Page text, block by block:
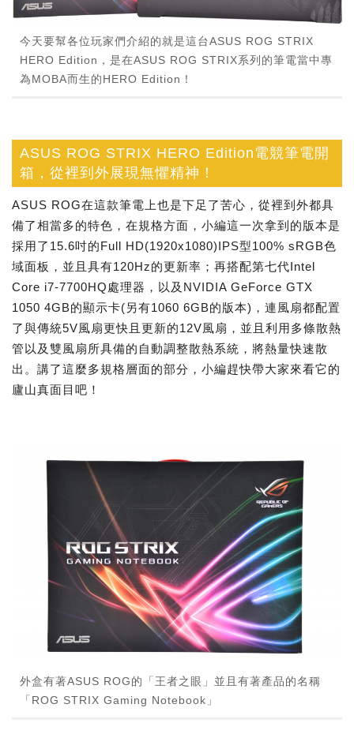
今天要幫各位玩家們介紹的就是這台ASUS ROG STRIX
HERO Edition，是在ASUS ROG STRIX系列的筆電當中專
為MOBA而生的HERO Edition！
ASUS ROG STRIX HERO Edition電競筆電開
箱，從裡到外展現無懼精神！
ASUS ROG在這款筆電上也是下足了苦心，從裡到外都具
備了相當多的特色，在規格方面，小編這一次拿到的版本是
採用了15.6吋的Full HD(1920x1080)IPS型100% sRGB色
域面板，並且具有120Hz的更新率；再搭配第七代Intel
Core i7-7700HQ處理器，以及NVIDIA GeForce GTX
1050 4GB的顯示卡(另有1060 6GB的版本)，連風扇都配置
了與傳統5V風扇更快且更新的12V風扇，並且利用多條散熱
管以及雙風扇所具備的自動調整散熱系統，將熱量快速散
出。講了這麼多規格層面的部分，小編趕快帶大家來看它的
廬山真面目吧！
外盒有著ASUS ROG的「王者之眼」並且有著產品的名稱
「ROG STRIX Gaming Notebook」